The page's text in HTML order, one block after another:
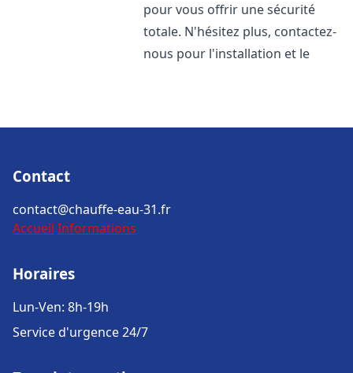
pour vous offrir une sécurité
totale. N'hésitez plus, contactez-
nous pour l'installation et le
Contact
contact@chauffe-eau-31.fr
Accueil Informations
Horaires
Lun-Ven: 8h-19h
Service d'urgence 24/7